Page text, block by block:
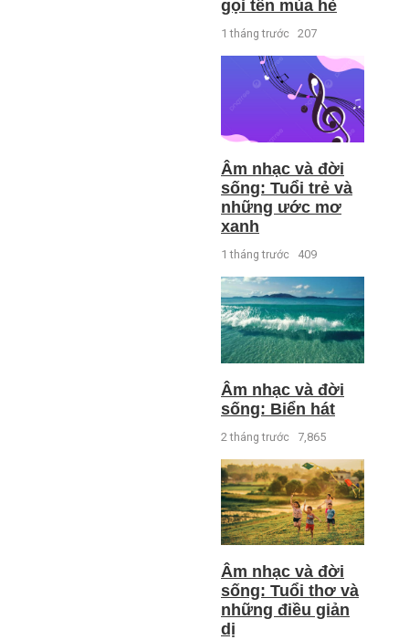
gọi tên mùa hè
1 tháng trước 207
Âm nhạc và đời
sống: Tuổi trẻ và
những ước mơ
xanh
1 tháng trước 409
Âm nhạc và đời
sống: Biển hát
2 tháng trước 7,865
Âm nhạc và đời
sống: Tuổi thơ và
những điều giản
dị